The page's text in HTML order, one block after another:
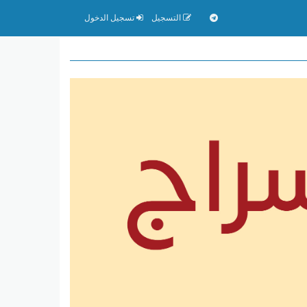
التسجيل تسجيل الدخول